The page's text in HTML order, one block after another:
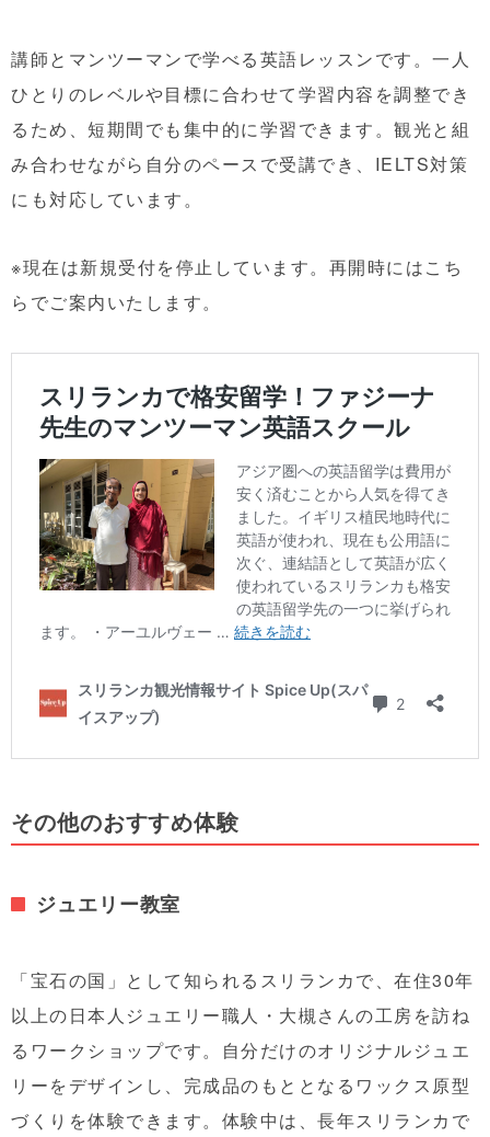
講師とマンツーマンで学べる英語レッスンです。一人
ひとりのレベルや目標に合わせて学習内容を調整でき
るため、短期間でも集中的に学習できます。観光と組
み合わせながら自分のペースで受講でき、IELTS対策
にも対応しています。
※現在は新規受付を停止しています。再開時にはこち
らでご案内いたします。
その他のおすすめ体験
ジュエリー教室
「宝石の国」として知られるスリランカで、在住30年
以上の日本人ジュエリー職人・大槻さんの工房を訪ね
るワークショップです。自分だけのオリジナルジュエ
リーをデザインし、完成品のもととなるワックス原型
づくりを体験できます。体験中は、長年スリランカで